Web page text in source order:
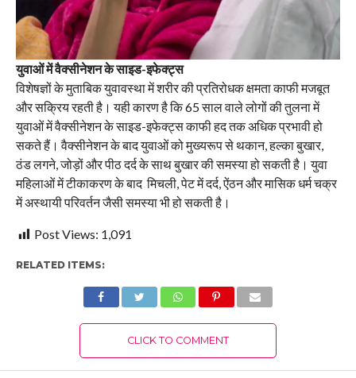
युवाओं में वैक्सीनेशन के साइड-इफेक्ट्स
विशेषज्ञों के मुताबिक युवावस्था में शरीर की प्रतिरोधक क्षमता काफी मजबूत
और सक्रिय रहती है। यही कारण है कि 65 साल वाले लोगों की तुलना में
युवाओं में वैक्सीनेशन के साइड-इफेक्ट्स काफी हद तक अधिक प्रभावी हो
सकते हैं। वैक्सीनेशन के बाद युवाओं को मुख्यरूप से थकान, हल्का बुखार,
ठंड लगने, जोड़ों और पीठ दर्द के साथ बुखार की समस्या हो सकती है। युवा
महिलाओं में टीकाकरण के बाद मिचली, पेट में दर्द, ऐंठन और मासिक धर्म चक्र
में अस्थायी परिवर्तन जैसी समस्या भी हो सकती है।
Post Views: 1,091
RELATED ITEMS:
CLICK TO COMMENT